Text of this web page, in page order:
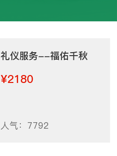
礼仪服务--福佑千秋
¥2180
人气：7792